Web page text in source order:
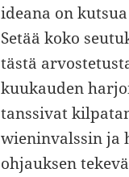
ideana on
Setää koko
tästä
kuukauden
tanssivat
wieninvalssin ja
ohjauksen